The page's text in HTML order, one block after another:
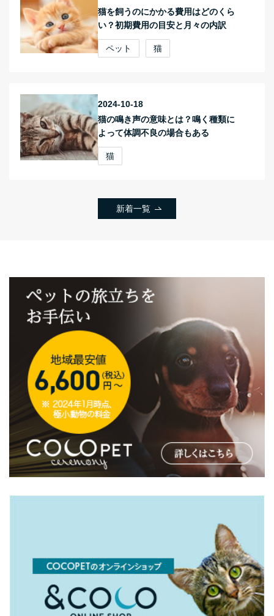
猫を飼うのにかかる費用はどのくら
い？初期費用の目安と月々の内訳
ペット 猫
2024-10-18
猫の鳴き声の意味とは？鳴く種類に
よって体調不良の場合もある
猫
新着一覧